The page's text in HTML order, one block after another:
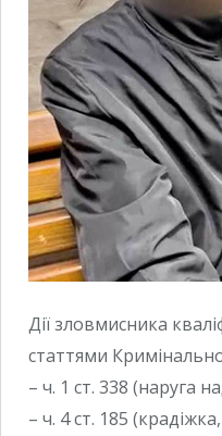
Дії зловмисника
статтями
– ч. 1 ст. 338 (наруга
– ч. 4 ст. 185